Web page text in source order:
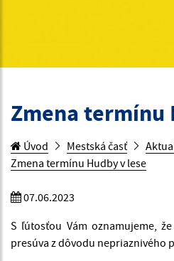
Zmena termínu
Úvod Mestská časť
Zmena termínu Hudby v lese
07.06.2023
S ľútosťou Vám oznamujeme,
presúva z dôvodu nepriaznivého